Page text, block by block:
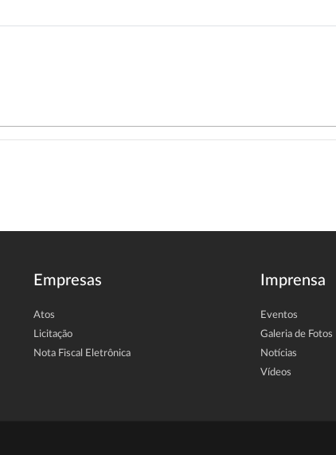
Empresas
Atos
Licitação
Nota Fiscal Eletrônica
Imprensa
Eventos
Galeria de Fotos
Notícias
Vídeos